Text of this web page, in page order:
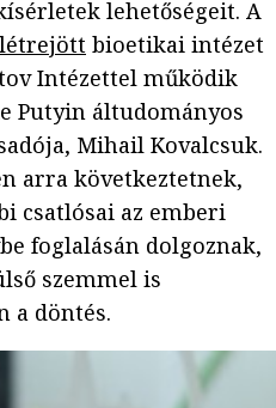
lehetőségeit. A
létrejött bioetikai intézet
Intézettel működik
Putyin áltudományos
Mihail Kovalcsuk.
arra következtetnek,
csatlósai az emberi
foglalásán dolgoznak,
szemmel is
a döntés.